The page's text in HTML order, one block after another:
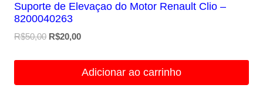
Suporte de Elevaçao do Motor Renault Clio –
8200040263
R$50,00 O
R$20,00O
é:
Adicionar ao carrinho